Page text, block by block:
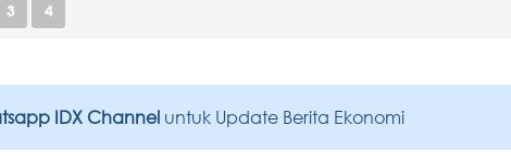
3 4
IDX Channel untuk Update Berita Ekonomi